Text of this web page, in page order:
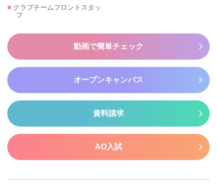
■ クラブチームフロントスタッ
フ
動画で簡単チェック
オープンキャンパス
資料請求
AO入試